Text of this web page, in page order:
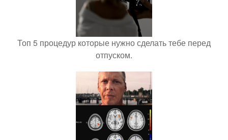
Топ 5 процедур которые нужно сделать тебе перед
отпуском.